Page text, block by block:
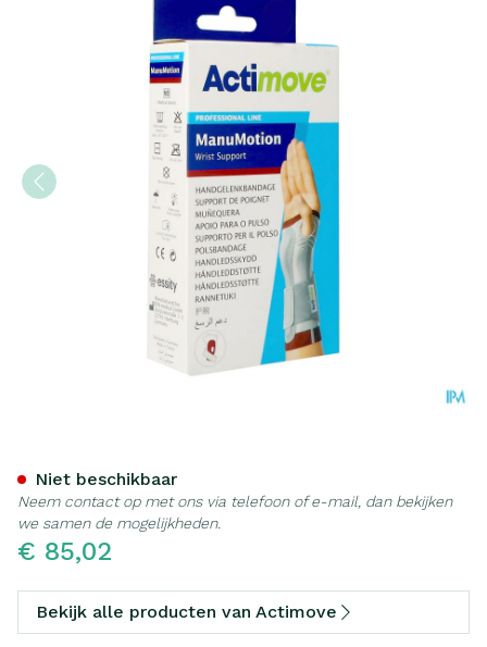
€ 85,02
Niet beschikbaar
Neem contact op met ons via telefoon of e-mail, dan bekijken
we samen de mogelijkheden.
Bekijk alle producten van Actimove